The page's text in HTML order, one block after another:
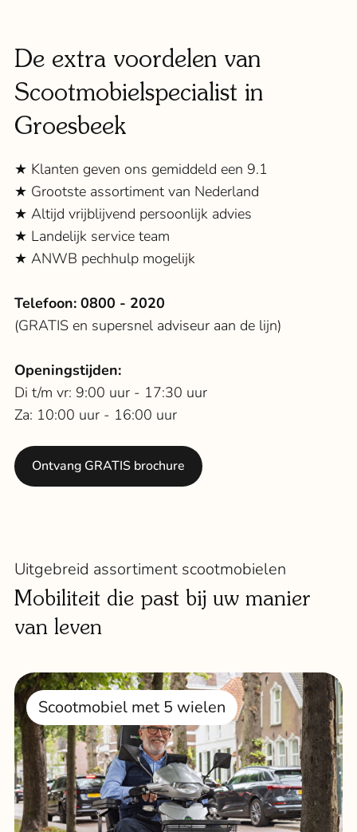
De extra voordelen van
Scootmobielspecialist in
Groesbeek
★ Klanten geven ons gemiddeld een 9.1
★ Grootste assortiment van Nederland
★ Altijd vrijblijvend persoonlijk advies
★ Landelijk service team
★ ANWB pechhulp mogelijk
Telefoon: 0800 - 2020
(GRATIS en supersnel adviseur aan de lijn)
Openingstijden:
Di t/m vr: 9:00 uur - 17:30 uur
Za: 10:00 uur - 16:00 uur
Ontvang GRATIS brochure
Uitgebreid assortiment scootmobielen
Mobiliteit die past bij uw manier
van leven
Scootmobiel met 5 wielen